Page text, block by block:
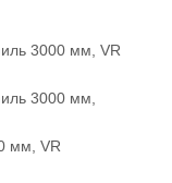
3000 мм, VR
3000 мм,
мм, VR